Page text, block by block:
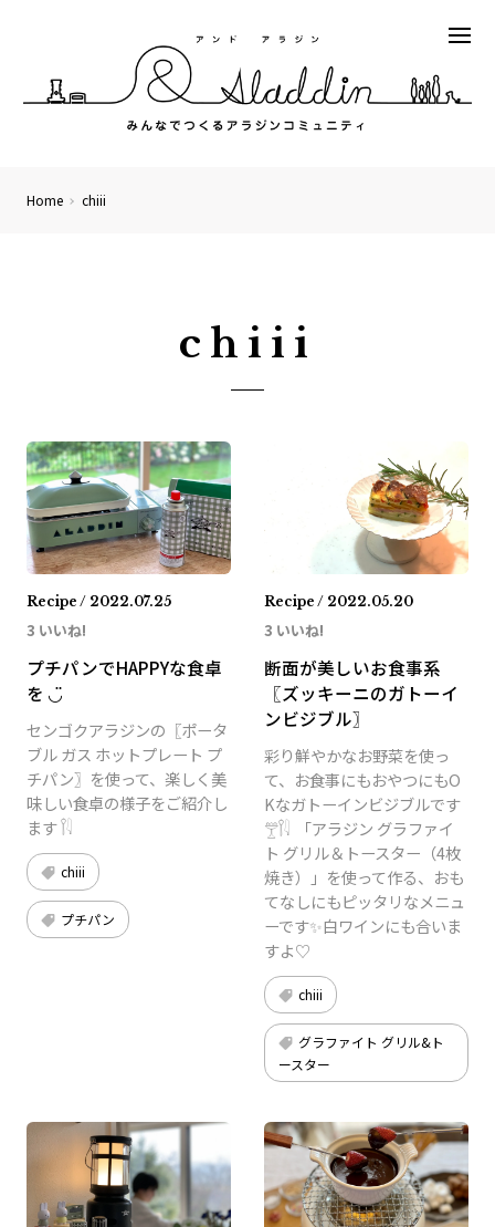
Home chiii
chiii
Recipe / 2022.07.25
3 いいね!
プチパンでHAPPYな食卓
を ‪◡̈
センゴクアラジンの〖ポータ
ブル ガス ホットプレート プ
チパン〗を使って、楽しく美
味しい食卓の様子をご紹介し
ます 𓌉𓇋
chiii
プチパン
Recipe / 2022.05.20
3 いいね!
断面が美しいお食事系
〖ズッキーニのガトーイ
ンビジブル〗
彩り鮮やかなお野菜を使っ
て、お食事にもおやつにもO
Kなガトーインビジブルです‎‪
𓊱𓌉𓇋 ‎ 「アラジン グラファイ
ト グリル＆トースター（4枚
焼き）」を使って作る、おも
てなしにもピッタリなメニュ
ーです✨白ワインにも合いま
すよ♡
chiii
グラファイト グリル&ト
ースター